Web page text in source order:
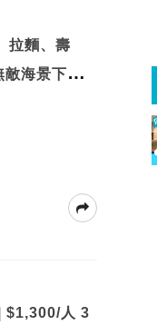
拉麵、壽
敵海景下午
$1,300/人 3